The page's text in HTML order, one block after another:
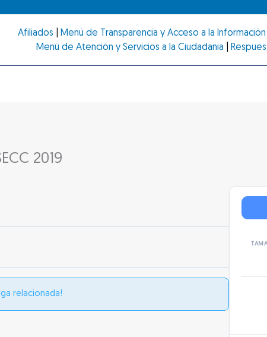
Afiliados Menú de Transparencia y Acceso a la Información
Menú de Atención y Servicios a la Ciudadanía
2019
relacionada!